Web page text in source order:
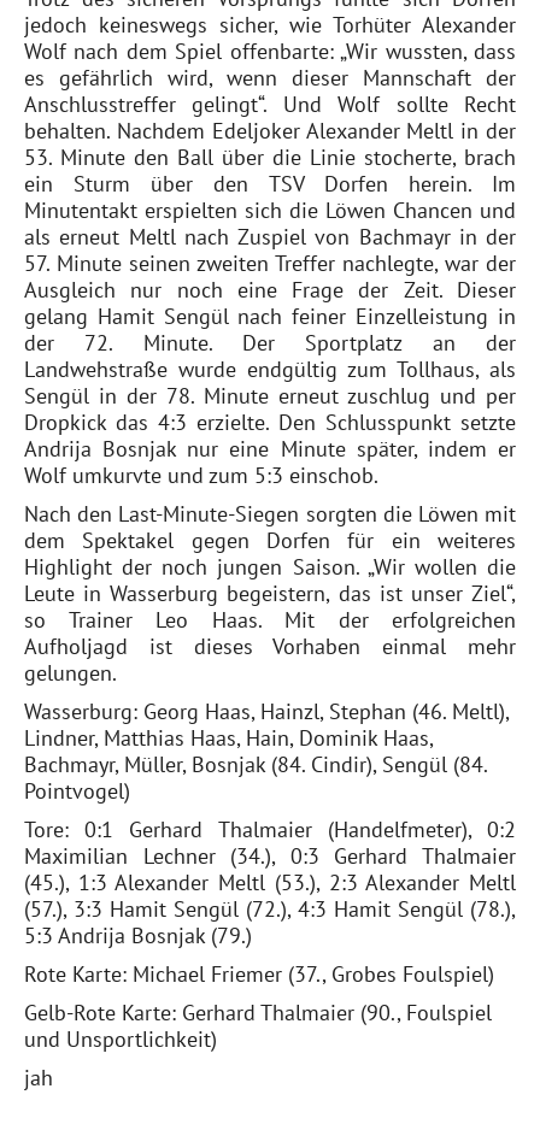
jedoch keineswegs sicher, wie Torhüter Alexander
Wolf nach dem Spiel offenbarte: „Wir wussten, dass
es gefährlich wird, wenn dieser Mannschaft der
Anschlusstreffer gelingt“. Und Wolf sollte Recht
behalten. Nachdem Edeljoker Alexander Meltl in der
53. Minute den Ball über die Linie stocherte, brach
ein Sturm über den TSV Dorfen herein. Im
Minutentakt erspielten sich die Löwen Chancen und
als erneut Meltl nach Zuspiel von Bachmayr in der
57. Minute seinen zweiten Treffer nachlegte, war der
Ausgleich nur noch eine Frage der Zeit. Dieser
gelang Hamit Sengül nach feiner Einzelleistung in
der 72. Minute. Der Sportplatz an der
Landwehstraße wurde endgültig zum Tollhaus, als
Sengül in der 78. Minute erneut zuschlug und per
Dropkick das 4:3 erzielte. Den Schlusspunkt setzte
Andrija Bosnjak nur eine Minute später, indem er
Wolf umkurvte und zum 5:3 einschob.
Nach den Last-Minute-Siegen sorgten die Löwen mit
dem Spektakel gegen Dorfen für ein weiteres
Highlight der noch jungen Saison. „Wir wollen die
Leute in Wasserburg begeistern, das ist unser Ziel“,
so Trainer Leo Haas. Mit der erfolgreichen
Aufholjagd ist dieses Vorhaben einmal mehr
gelungen.
Wasserburg: Georg Haas, Hainzl, Stephan (46. Meltl),
Lindner, Matthias Haas, Hain, Dominik Haas,
Bachmayr, Müller, Bosnjak (84. Cindir), Sengül (84.
Pointvogel)
Tore: 0:1 Gerhard Thalmaier (Handelfmeter), 0:2
Maximilian Lechner (34.), 0:3 Gerhard Thalmaier
(45.), 1:3 Alexander Meltl (53.), 2:3 Alexander Meltl
(57.), 3:3 Hamit Sengül (72.), 4:3 Hamit Sengül (78.),
5:3 Andrija Bosnjak (79.)
Rote Karte: Michael Friemer (37., Grobes Foulspiel)
Gelb-Rote Karte: Gerhard Thalmaier (90., Foulspiel
und Unsportlichkeit)
jah